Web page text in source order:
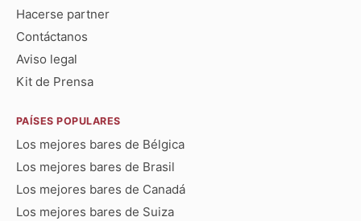
Hacerse partner
Contáctanos
Aviso legal
Kit de Prensa
PAÍSES POPULARES
Los mejores bares de Bélgica
Los mejores bares de Brasil
Los mejores bares de Canadá
Los mejores bares de Suiza